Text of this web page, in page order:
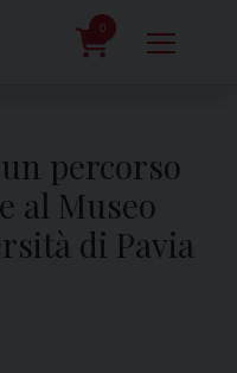
0
percorso
al Museo
di Pavia